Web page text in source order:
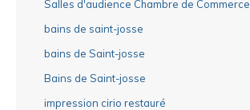
Salles d'audience Chambre de Commerce
bains de saint-josse
bains de Saint-josse
Bains de Saint-josse
impression cirio restauré